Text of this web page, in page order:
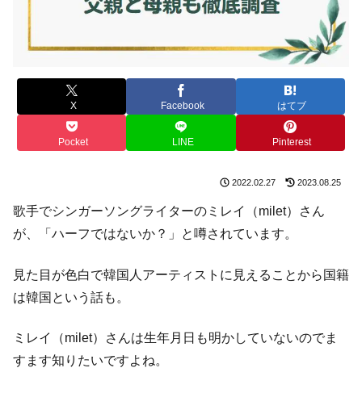
X Facebook はてブ
Pocket LINE Pinterest
2022.02.27 2023.08.25
歌手でシンガーソングライターのミレイ（milet）さん
が、「ハーフではないか？」と噂されています。
見た目が色白で韓国人アーティストに見えることから国籍
は韓国という話も。
ミレイ（milet）さんは生年月日も明かしていないのでま
すます知りたいですよね。